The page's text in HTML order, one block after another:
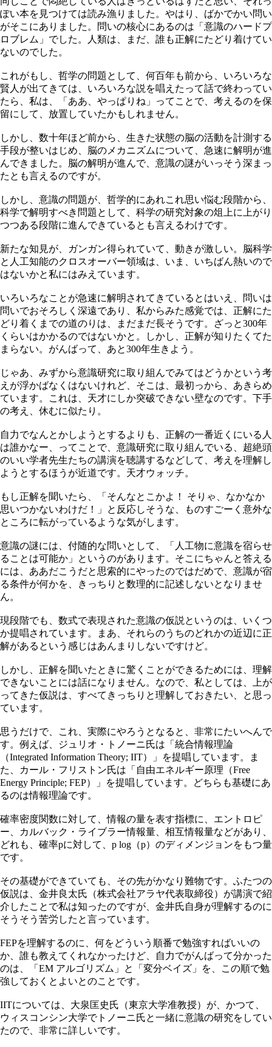
ぽい本を見つけては読み漁りました。やはり、ばかでかい問い
がそこにありました。問いの核心にあるのは「意識のハードプ
ロブレム」でした。人類は、まだ、誰も正解にたどり着けてい
ないのでした。
これがもし、哲学の問題として、何百年も前から、いろいろな
賢人が出てきては、いろいろな説を唱えたって話で終わってい
たら、私は、「ああ、やっぱりね」ってことで、考えるのを保
留にして、放置していたかもしれません。
しかし、数十年ほど前から、生きた状態の脳の活動を計測する
手段が整いはじめ、脳のメカニズムについて、急速に解明が進
んできました。脳の解明が進んで、意識の謎がいっそう深まっ
たとも言えるのですが。
しかし、意識の問題が、哲学的にあれこれ思い悩む段階から、
科学で解明すべき問題として、科学の研究対象の俎上に上がり
つつある段階に進んできているとも言えるわけです。
新たな知見が、ガンガン得られていて、動きが激しい。脳科学
と人工知能のクロスオーバー領域は、いま、いちばん熱いので
はないかと私にはみえています。
いろいろなことが急速に解明されてきているとはいえ、問いは
問いでおそろしく深遠であり、私からみた感覚では、正解にた
どり着くまでの道のりは、まだまだ長そうです。ざっと300年
くらいはかかるのではないかと。しかし、正解が知りたくてた
まらない。がんばって、あと300年生きよう。
じゃあ、みずから意識研究に取り組んでみてはどうかという考
えが浮かばなくはないけれど、そこは、最初っから、あきらめ
ています。これは、天才にしか突破できない壁なのです。下手
の考え、休むに似たり。
自力でなんとかしようとするよりも、正解の一番近くにいる人
は誰かなー、ってことで、意識研究に取り組んでいる、超絶頭
のいい学者先生たちの講演を聴講するなどして、考えを理解し
ようとするほうが近道です。天才ウォッチ。
もし正解を聞いたら、「そんなとこかよ！ そりゃ、なかなか
思いつかないわけだ！」と反応しそうな、ものすごーく意外な
ところに転がっているような気がします。
意識の謎には、付随的な問いとして、「人工物に意識を宿らせ
ることは可能か」というのがあります。そこにちゃんと答える
には、ああだこうだと思索的にやったのではだめで、意識が宿
る条件が何かを、きっちりと数理的に記述しないとなりませ
ん。
現段階でも、数式で表現された意識の仮説というのは、いくつ
か提唱されています。まあ、それらのうちのどれかの近辺に正
解があるという感じはあんまりしないですけど。
しかし、正解を聞いたときに驚くことができるためには、理解
できないことには話になりません。なので、私としては、上が
ってきた仮説は、すべてきっちりと理解しておきたい、と思っ
ています。
思うだけで、これ、実際にやろうとなると、非常にたいへんで
す。例えば、ジュリオ・トノーニ氏は「統合情報理論
（Integrated Information Theory; IIT）」を提唱しています。ま
た、カール・フリストン氏は「自由エネルギー原理（Free
Energy Principle; FEP）」を提唱しています。どちらも基礎にあ
るのは情報理論です。
確率密度関数に対して、情報の量を表す指標に、エントロピ
ー、カルバック・ライブラー情報量、相互情報量などがあり、
どれも、確率pに対して、p log（p）のディメンジョンをもつ量
です。
その基礎ができていても、その先がかなり難物です。ふたつの
仮説は、金井良太氏（株式会社アラヤ代表取締役）が講演で紹
介したことで私は知ったのですが、金井氏自身が理解するのに
そうそう苦労したと言っています。
FEPを理解するのに、何をどういう順番で勉強すればいいの
か、誰も教えてくれなかったけど、自力でがんばって分かった
のは、「EM アルゴリズム」と「変分ベイズ」を、この順で勉
強しておくとよいとのことです。
IITについては、大泉匡史氏（東京大学准教授）が、かつて、
ウィスコンシン大学でトノーニ氏と一緒に意識の研究をしてい
たので、非常に詳しいです。